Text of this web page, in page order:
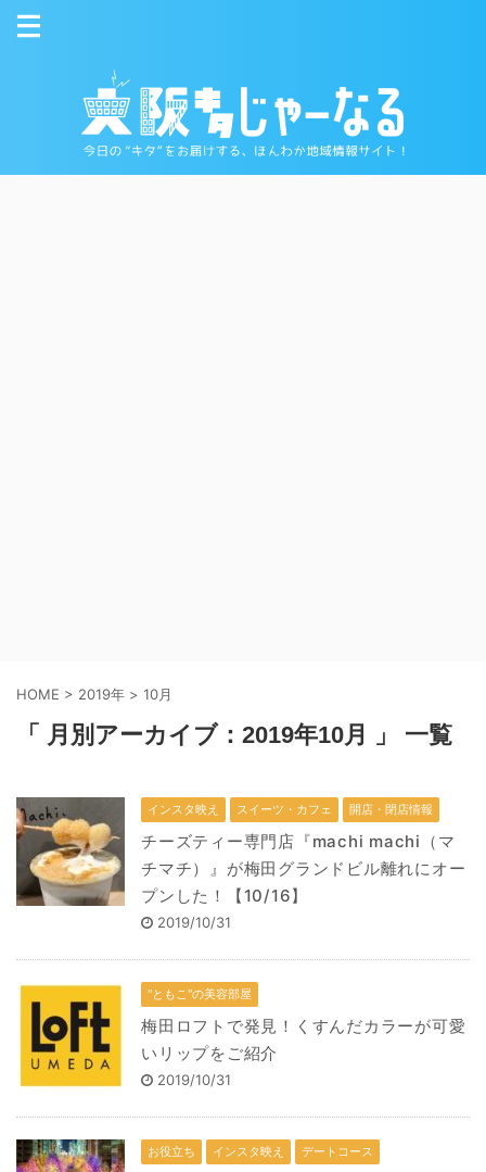
HOME > 2019年 > 10月
「 月別アーカイブ：2019年10月 」 一覧
インスタ映え スイーツ・カフェ 開店・閉店情報
チーズティー専門店『machi machi（マ
チマチ）』が梅田グランドビル離れにオー
プンした！【10/16】
2019/10/31
"ともこ"の美容部屋
梅田ロフトで発見！くすんだカラーが可愛
いリップをご紹介
2019/10/31
お役立ち インスタ映え デートコース